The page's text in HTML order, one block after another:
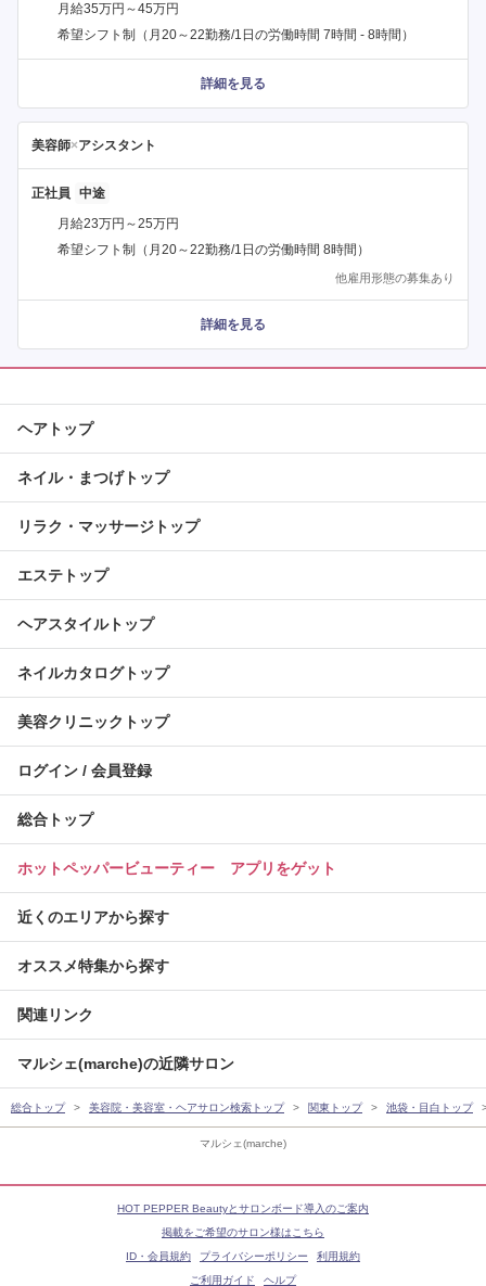
マルシェ(marche)
月給35万円～45万円
希望シフト制（月20～22勤務/1日の労働時間 7時間 - 8時間）
詳細を見る
美容師×アシスタント
正社員
月給23万円～25万円
希望シフト制（月20～22勤務/1日の労働時間 8時間）
他雇用形態の募集あり
詳細を見る
ヘアトップ
ネイル・まつげトップ
リラク・マッサージトップ
エステトップ
ヘアスタイルトップ
ネイルカタログトップ
美容クリニックトップ
ログイン / 会員登録
総合トップ
ホットペッパービューティー アプリをゲット
近くのエリアから探す
オススメ特集から探す
関連リンク
マルシェ(marche)の近隣サロン
総合トップ 美容院・美容室・ヘアサロン検索トップ 関東トップ 池袋・目白トップ
HOT PEPPER Beautyとサロンボード導入のご案内
掲載をご希望のサロン様はこちら
ID・会員規約
プライバシーポリシー
利用規約
ご利用ガイド
ヘルプ